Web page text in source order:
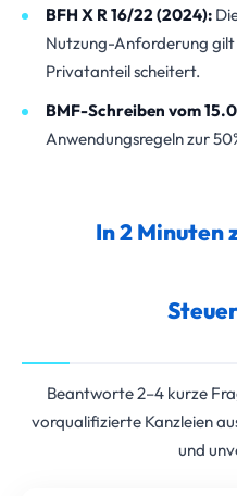
BFH X R 16/22 (2024):
Nutzung-Anforderung gilt
Privatanteil scheitert.
BMF-Schreiben vom
Anwendungsregeln zur
In 2 Minuten
Beantworte 2–4 kurze
vorqualifizierte Kanzleien
und